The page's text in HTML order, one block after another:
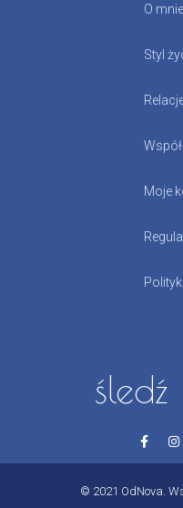
O mnie
Styl
Moje
śledź
© 2021 OdNova.